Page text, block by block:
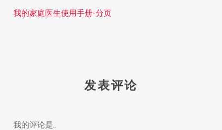
我的家庭医生使用手册-分页
发表评论
我的评论是..